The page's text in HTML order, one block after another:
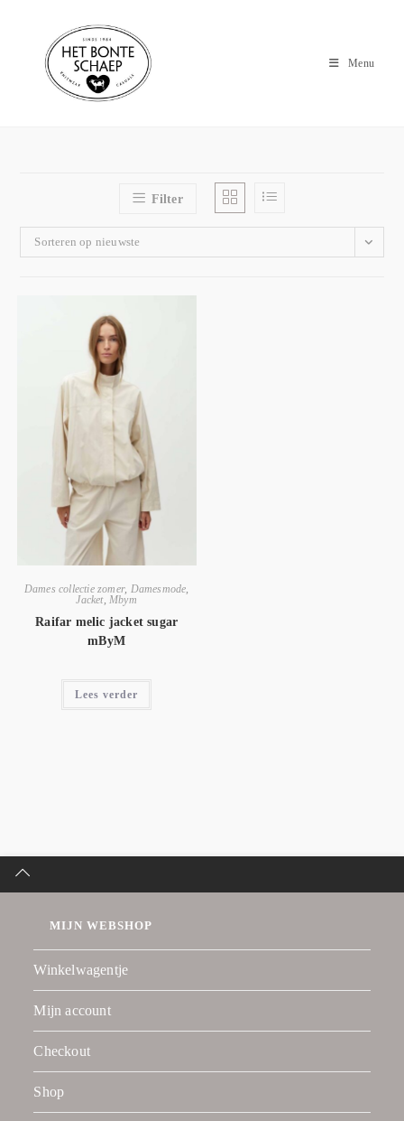
Menu
Filter
Sorteren op nieuwste
Dames collectie zomer, Damesmode
Jacket, Mbym
Raifar melic jacket sugar
mByM
Lees verder
MIJN WEBSHOP
Winkelwagentje
Mijn account
Checkout
Shop